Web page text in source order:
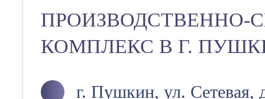
ПРОИЗВОДСТВЕННО-
КОМПЛЕКС В Г.
г. Пушкин, ул. Сетевая,